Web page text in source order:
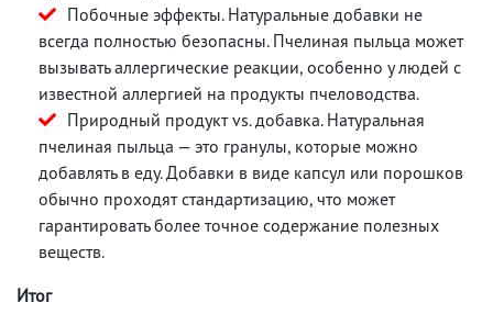
Побочные эффекты. Натуральные добавки не
всегда полностью безопасны. Пчелиная пыльца может
вызывать аллергические реакции, особенно у людей с
известной аллергией на продукты пчеловодства.
Природный продукт vs. добавка. Натуральная
пчелиная пыльца — это гранулы, которые можно
добавлять в еду. Добавки в виде капсул или порошков
обычно проходят стандартизацию, что может
гарантировать более точное содержание полезных
веществ.
Итог